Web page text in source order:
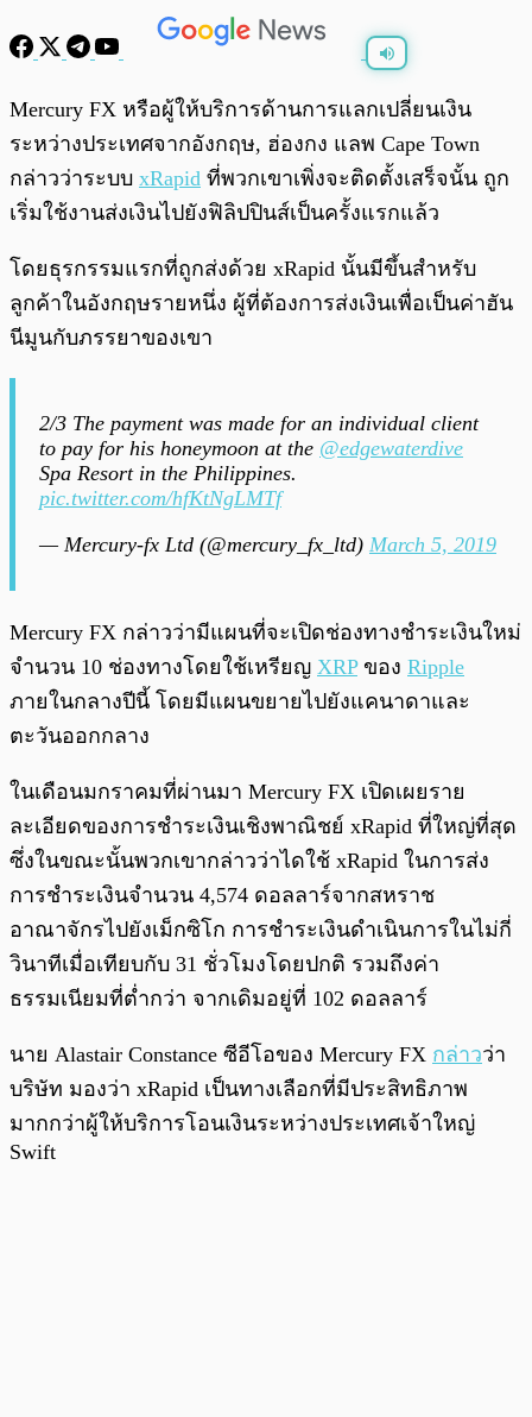
0:00 /0:00
Mercury FX หรือผู้ให้บริการด้านการแลกเปลี่ยนเงิน
ระหว่างประเทศจากอังกฤษ, ฮ่องกง แลพ Cape Town
กล่าวว่าระบบ xRapid ที่พวกเขาเพิ่งจะติดตั้งเสร็จนั้น ถูก
เริ่มใช้งานส่งเงินไปยังฟิลิปปินส์เป็นครั้งแรกแล้ว
โดยธุรกรรมแรกที่ถูกส่งด้วย xRapid นั้นมีขึ้นสำหรับ
ลูกค้าในอังกฤษรายหนึ่ง ผู้ที่ต้องการส่งเงินเพื่อเป็นค่าฮัน
นีมูนกับภรรยาของเขา
2/3 The payment was made for an individual client
to pay for his honeymoon at the @edgewaterdive
Spa Resort in the Philippines.
pic.twitter.com/hfKtNgLMTf
— Mercury-fx Ltd (@mercury_fx_ltd) March 5, 2019
Mercury FX กล่าวว่ามีแผนที่จะเปิดช่องทางชำระเงินใหม่
จำนวน 10 ช่องทางโดยใช้เหรียญ XRPของ Ripple
ภายในกลางปีนี้ โดยมีแผนขยายไปยังแคนาดาและ
ตะวันออกกลาง
ในเดือนมกราคมที่ผ่านมา Mercury FX เปิดเผยราย
ละเอียดของการชำระเงินเชิงพาณิชย์ xRapid ที่ใหญ่ที่สุด
ซึ่งในขณะนั้นพวกเขากล่าวว่าไดใช้ xRapid ในการส่ง
การชำระเงินจำนวน 4,574 ดอลลาร์จากสหราช
อาณาจักรไปยังเม็กซิโก การชำระเงินดำเนินการในไม่กี่
วินาทีเมื่อเทียบกับ 31 ชั่วโมงโดยปกติ รวมถึงค่า
ธรรมเนียมที่ต่ำกว่า จากเดิมอยู่ที่ 102 ดอลลาร์
นาย Alastair Constance ซีอีโอของ Mercury FX กล่าวว่า
บริษัท มองว่า xRapid เป็นทางเลือกที่มีประสิทธิภาพ
มากกว่าผู้ให้บริการโอนเงินระหว่างประเทศเจ้าใหญ่
Swift